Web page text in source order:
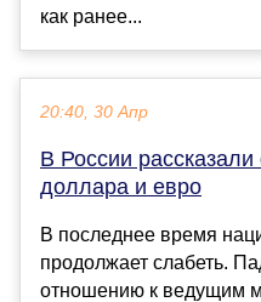
как ранее...
20:40, 30 Апр
В России
доллара и евро
В последнее время
продолжает слабеть.
отношению к ведущим